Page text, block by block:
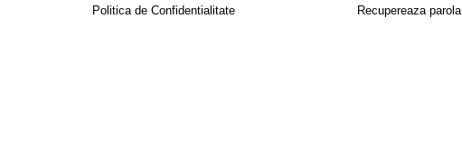
Politica de Confidentialitate
Recupereaza parola